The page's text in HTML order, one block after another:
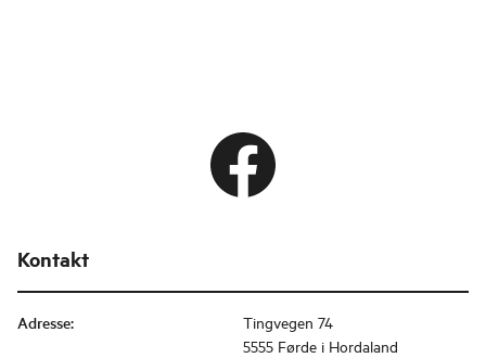
Kontakt
Adresse:
Tingvegen 74
5555 Førde i Hordaland